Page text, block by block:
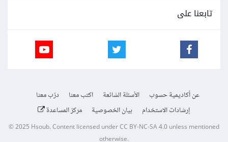
تابعنا على
عن أكاديمية حسوب الأسئلة الشائعة اكتب معنا
درّب معنا
إرشادات الاستخدام
بيان الخصوصية مركز المساعدة
© 2025Hsoub.Content licensed underCC BY-NC-SA 4.0unless mentioned
otherwise.